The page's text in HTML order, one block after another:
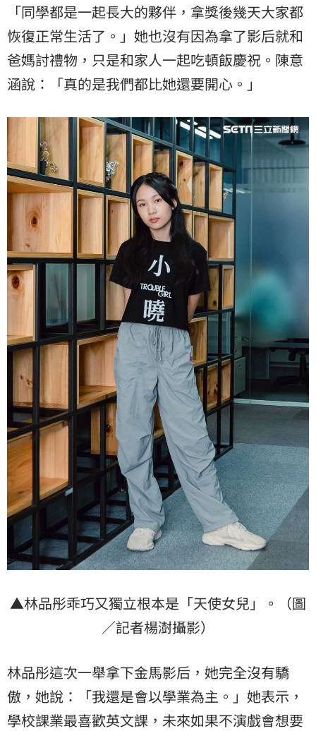
「同學都是一起長大的夥伴，拿獎後幾天大家都
恢復正常生活了。」她也沒有因為拿了影后就和
爸媽討禮物，只是和家人一起吃頓飯慶祝。陳意
涵說：「真的是我們都比她還要開心。」
▲林品彤乖巧又獨立根本是「天使女兒」。（圖
／記者楊澍攝影）
林品彤這次一舉拿下金馬影后，她完全沒有驕
傲，她說：「我還是會以學業為主。」她表示，
學校課業最喜歡英文課，未來如果不演戲會想要